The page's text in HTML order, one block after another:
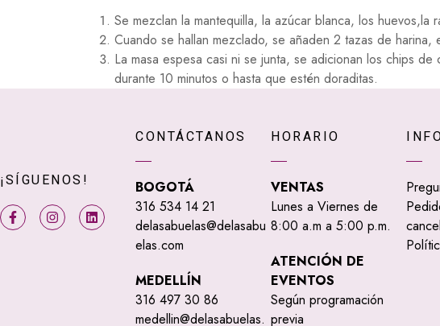
Se mezclan la mantequilla, la azúcar blanca, los huevos,la
Cuando se hallan mezclado, se añaden 2 tazas de
La masa espesa casi ni se junta, se adicionan los chips
durante 10 minutos o hasta que estén doraditas.
¡SÍGUENOS!
CONTÁCTANOS
BOGOTÁ
316 534 14 21
delasabuelas@delasabu
elas.com
MEDELLÍN
316 497 30 86
medellin@delasabuelas.
HORARIO
VENTAS
Lunes a Viernes de
8:00 a.m a 5:00 p.m.
ATENCIÓN DE
EVENTOS
Según programación
previa